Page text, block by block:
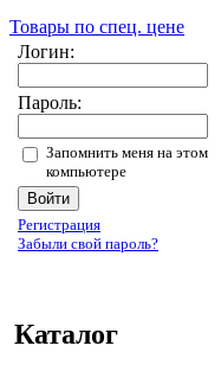
Товары по спец. цене
Логин:
Пароль:
Запомнить меня на этом
компьютере
Регистрация
Забыли свой пароль?
Каталог